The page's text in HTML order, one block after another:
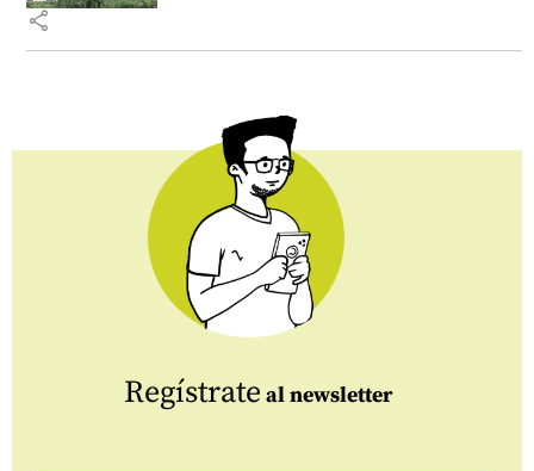
share
Regístrate al newsletter